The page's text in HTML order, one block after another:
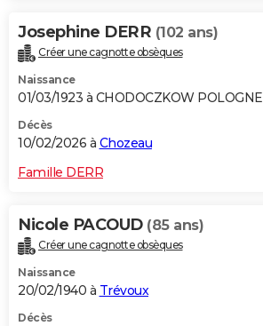
Josephine DERR (102 ans)
Créer une cagnotte obsèques
Naissance
01/03/1923 à CHODOCZKOW POLOGNE
Décès
10/02/2026 à Chozeau
Famille DERR
Nicole PACOUD (85 ans)
Créer une cagnotte obsèques
Naissance
20/02/1940 à Trévoux
Décès